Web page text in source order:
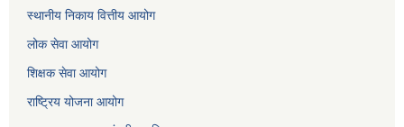
स्थानीय निकाय वित्तीय आयोग
लोक सेवा आयोग
शिक्षक सेवा आयोग
राष्ट्रिय योजना आयोग